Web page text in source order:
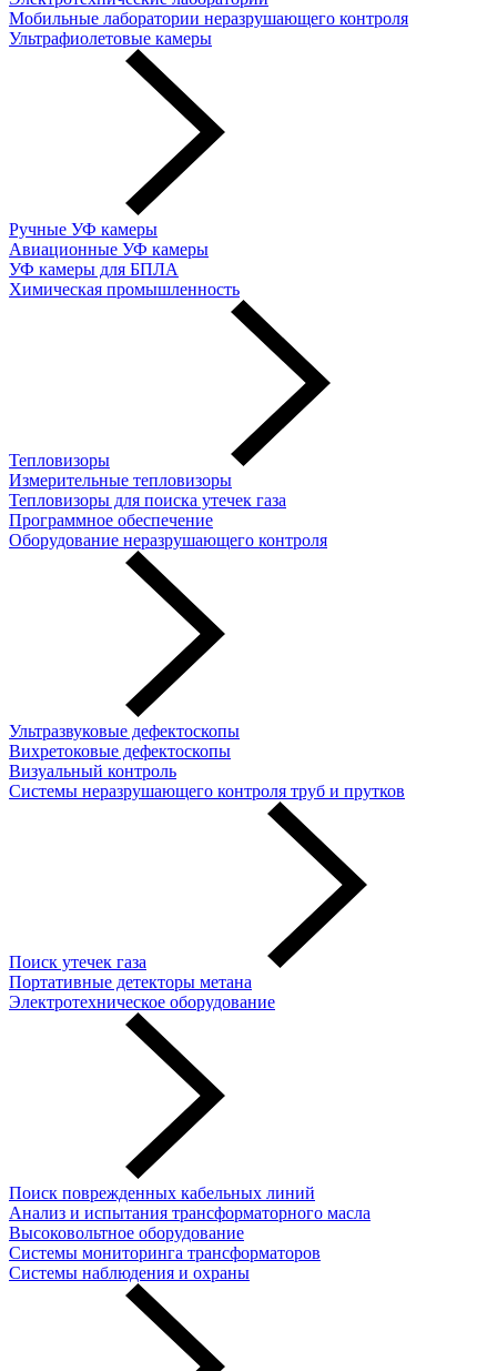
Мобильные лаборатории неразрушающего контроля
Ультрафиолетовые камеры
Ручные УФ камеры
Авиационные УФ камеры
УФ камеры для БПЛА
Химическая промышленность
Тепловизоры
Измерительные тепловизоры
Тепловизоры для поиска утечек газа
Программное обеспечение
Оборудование неразрушающего контроля
Ультразвуковые дефектоскопы
Вихретоковые дефектоскопы
Визуальный контроль
Системы неразрушающего контроля труб и прутков
Поиск утечек газа
Портативные детекторы метана
Электротехническое оборудование
Поиск поврежденных кабельных линий
Анализ и испытания трансформаторного масла
Высоковольтное оборудование
Системы мониторинга трансформаторов
Системы наблюдения и охраны